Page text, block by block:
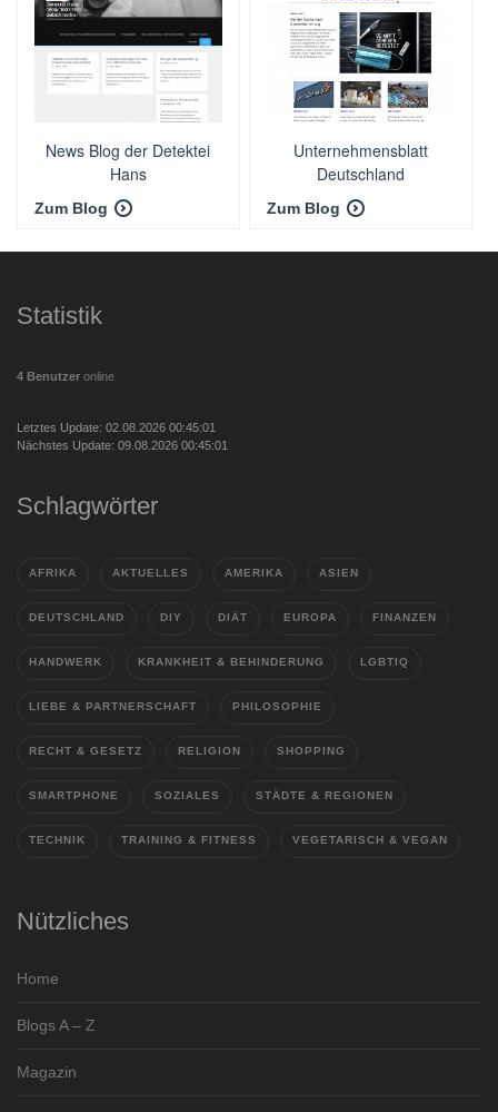
News Blog der Detektei
Hans
Zum Blog
Unternehmensblatt
Deutschland
Zum Blog
Statistik
4 Benutzer online
Letztes Update: 02.08.2026 00:45:01
Nächstes Update: 09.08.2026 00:45:01
Schlagwörter
AFRIKA AKTUELLES AMERIKA ASIEN
DEUTSCHLAND DIY DIÄT EUROPA FINANZEN
HANDWERK KRANKHEIT & BEHINDERUNG LGBTIQ
LIEBE & PARTNERSCHAFT PHILOSOPHIE
RECHT & GESETZ RELIGION SHOPPING
SMARTPHONE SOZIALES STÄDTE & REGIONEN
TECHNIK TRAINING & FITNESS VEGETARISCH & VEGAN
Nützliches
Home
Blogs A – Z
Magazin